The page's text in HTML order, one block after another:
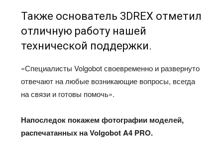
Также основатель 3DREX отметил
отличную работу нашей
технической поддержки.
«Специалисты Volgobot своевременно и развернуто
отвечают на любые возникающие вопросы, всегда
на связи и готовы помочь».
Напоследок покажем фотографии моделей,
распечатанных на Volgobot A4 PRO.